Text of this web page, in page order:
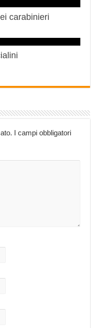
carabinieri
I campi obbligatori